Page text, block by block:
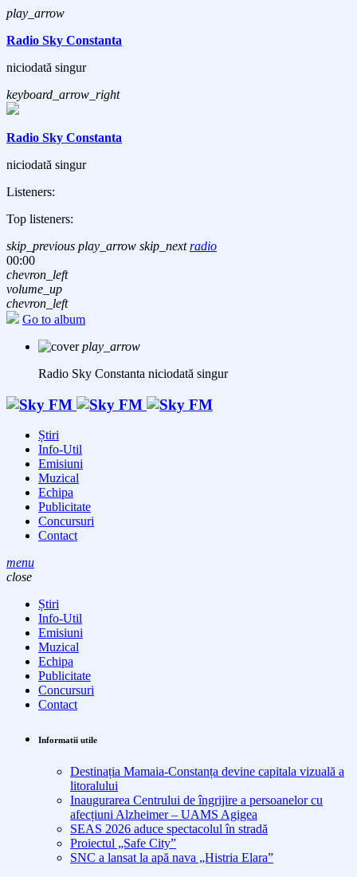
play_arrow
Radio Sky Constanta
niciodată singur
keyboard_arrow_right
Radio Sky Constanta
niciodată singur
Listeners:
Top listeners:
skip_previous play_arrow skip_next radio
00:00
chevron_left
volume_up
chevron_left
Go to album
play_arrow
Radio Sky Constanta niciodată singur
Știri
Info-Util
Emisiuni
Muzical
Echipa
Publicitate
Concursuri
Contact
menu
close
Știri
Info-Util
Emisiuni
Muzical
Echipa
Publicitate
Concursuri
Contact
Informatii utile
Destinația Mamaia-Constanța devine capitala vizuală a
litoralului
Inaugurarea Centrului de îngrijire a persoanelor cu
afecțiuni Alzheimer – UAMS Agigea
SEAS 2026 aduce spectacolul în stradă
Proiectul „Safe City”
SNC a lansat la apă nava „Histria Elara”